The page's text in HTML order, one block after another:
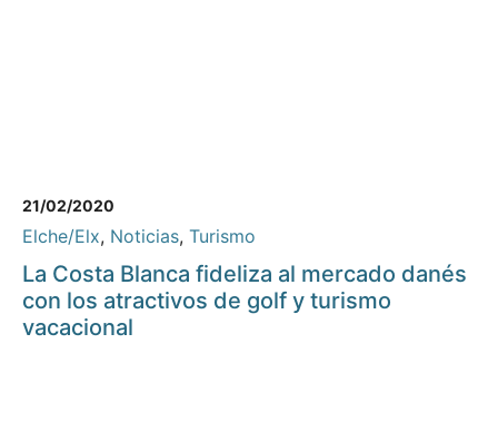
21/02/2020
Elche/Elx, Noticias, Turismo
La Costa Blanca fideliza al mercado danés
con los atractivos de golf y turismo
vacacional